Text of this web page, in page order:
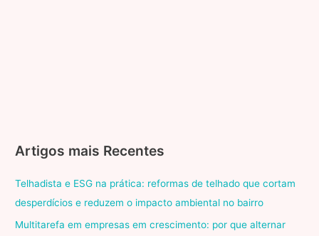
Artigos mais Recentes
Telhadista e ESG na prática: reformas de telhado que cortam
desperdícios e reduzem o impacto ambiental no bairro
Multitarefa em empresas em crescimento: por que alternar